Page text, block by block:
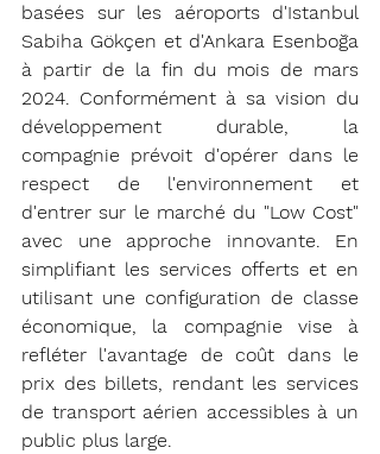
basées sur les aéroports d'Istanbul
Sabiha Gökçen et d'Ankara Esenboğa
à partir de la fin du mois de mars
2024. Conformément à sa vision du
développement durable, la
compagnie prévoit d'opérer dans le
respect de l'environnement et
d'entrer sur le marché du "Low Cost"
avec une approche innovante. En
simplifiant les services offerts et en
utilisant une configuration de classe
économique, la compagnie vise à
refléter l'avantage de coût dans le
prix des billets, rendant les services
de transport aérien accessibles à un
public plus large.